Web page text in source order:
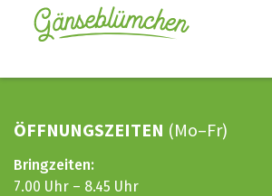
ÖFFNUNGSZEITEN (Mo–Fr)
Bringzeiten:
7.00 Uhr – 8.45 Uhr